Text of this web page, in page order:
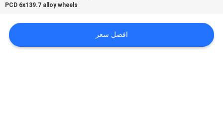
خريطة
PCD 6x139.7 alloy wheels
افضل سعر